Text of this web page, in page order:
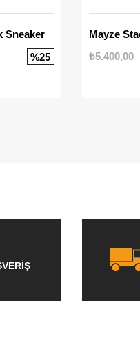
Sneaker
%25
₺5.400,00